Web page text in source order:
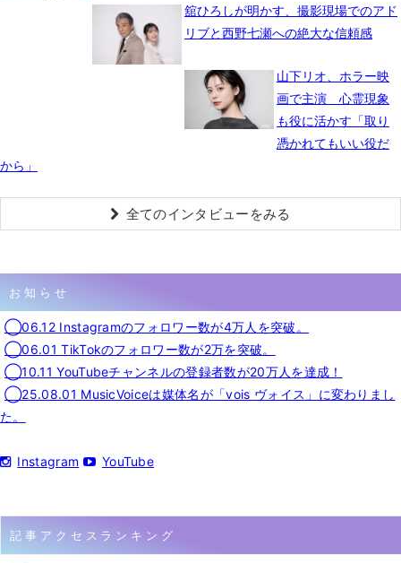
舘ひろしが明かす、撮影現場でのアド
リブと西野七瀬への絶大な信頼感
山下リオ、ホラー映
画で主演 心霊現象
も役に活かす「取り
憑かれてもいい役だ
から」
全てのインタビューをみる
お知らせ
◯06.12 Instagramのフォロワー数が4万人を突破。
◯06.01 TikTokのフォロワー数が2万を突破。
◯10.11 YouTubeチャンネルの登録者数が20万人を達成！
◯25.08.01 MusicVoiceは媒体名が「vois ヴォイス」に変わりまし
た。
Instagram YouTube
記事アクセスランキング